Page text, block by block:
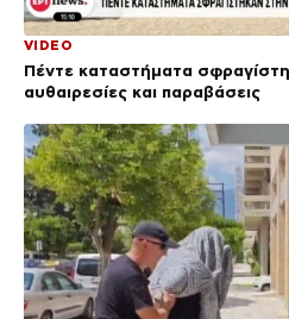
VIDEO
Πέντε καταστήματα
αυθαιρεσίες και παραβάσεις